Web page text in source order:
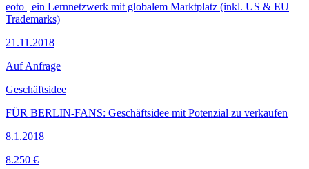
eoto | ein Lernnetzwerk mit globalem Marktplatz (inkl. US & EU
Trademarks)
21.11.2018
Auf Anfrage
Geschäftsidee
FÜR BERLIN-FANS: Geschäftsidee mit Potenzial zu verkaufen
8.1.2018
8.250 €